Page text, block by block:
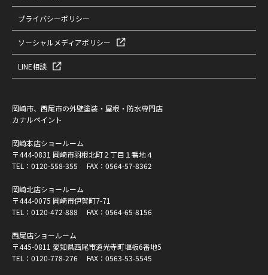
プライバシーポリシー
ソーシャルメディアポリシー
LINE相談
岡崎市、西尾市の外壁塗装・屋根・防水専門店
カナルペイント
岡崎本店ショールーム
〒444-0831 岡崎市羽根北町２丁目１番地４
TEL： 0120-558-355 FAX：0564-57-8362
岡崎北店ショールーム
〒444-0075 岡崎市伊賀町7-71
TEL： 0120-472-888 FAX：0564-65-8156
西尾店ショールーム
〒445-0811 愛知県西尾市道光寺町堰板6番地5
TEL： 0120-778-276 FAX：0563-53-5545